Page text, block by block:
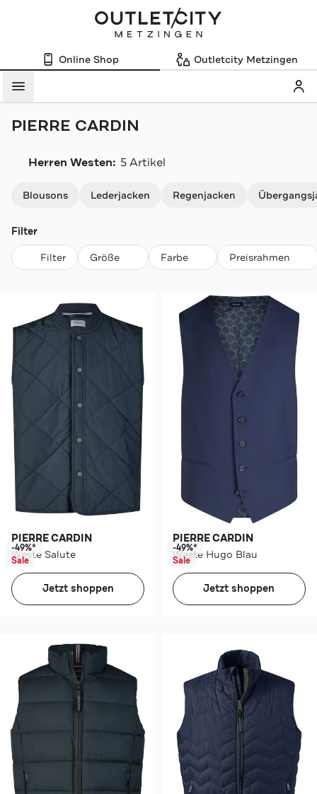
Online Shop Outletcity Metzingen
Menü
PIERRE CARDIN
Herren Westen: 5 Artikel
Blousons Lederjacken Regenjacken
Filter
Filter Größe Farbe Preisrahmen
PIERRE CARDIN
Weste Salute
-49%*
Sale
Jetzt shoppen
PIERRE CARDIN
Weste Hugo Blau
-49%*
Sale
Jetzt shoppen